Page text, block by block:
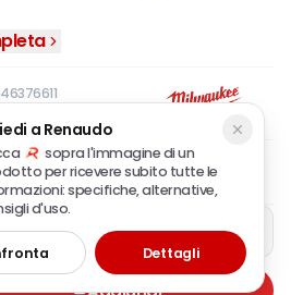
(152 mm.) permettono
rapporto
da 13 mm. in metallo
le punte o i bit, agevolando la
13 impostazioni, selettore
con percussione.
e luce LED.
FUEL™ ridefinisce la
azienda
a Renaudo
sopra l'immagine di un
per ricevere subito tutte le
specifiche, alternative,
d'uso.
Dettagli